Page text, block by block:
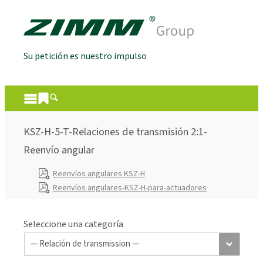
Su petición es nuestro impulso
KSZ-H-5-T-Relaciones de transmisión 2:1-
Reenvío angular
Reenvíos angulares KSZ-H
Reenvíos angulares-KSZ-H-para-actuadores
Seleccione una categoría